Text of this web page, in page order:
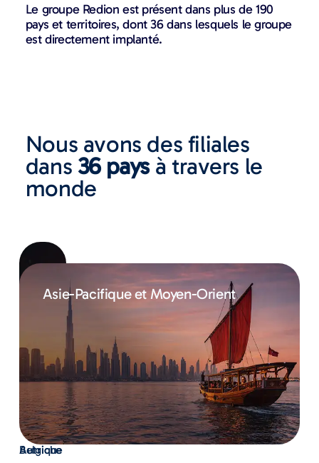
Le groupe Redion est présent dans plus de 190
pays et territoires, dont 36 dans lesquels le groupe
est directement implanté.
Nous avons des filiales
dans 36 paysà travers le
monde
Autriche
Belgique
Asie-Pacifique et Moyen-Orient